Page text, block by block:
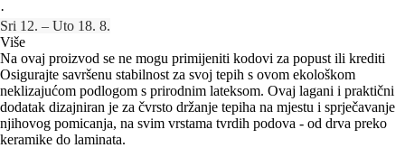
·
Sri 12. – Uto 18. 8.
Više
Na ovaj proizvod se ne mogu primijeniti kodovi za popust ili krediti
Osigurajte savršenu stabilnost za svoj tepih s ovom ekološkom
neklizajućom podlogom s prirodnim lateksom. Ovaj lagani i praktični
dodatak dizajniran je za čvrsto držanje tepiha na mjestu i sprječavanje
njihovog pomicanja, na svim vrstama tvrdih podova - od drva preko
keramike do laminata.